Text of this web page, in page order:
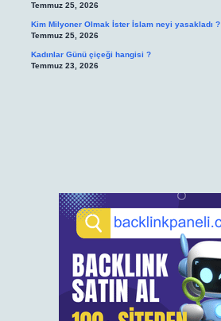
Temmuz 25, 2026
Kim Milyoner Olmak İster İslam neyi yasakladı ?
Temmuz 25, 2026
Kadınlar Günü çiçeği hangisi ?
Temmuz 23, 2026